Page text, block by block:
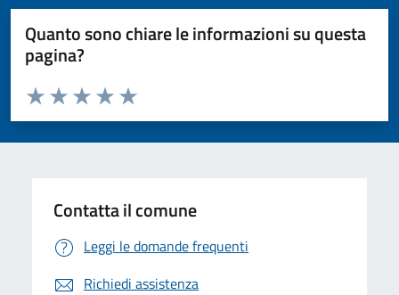
Quanto sono chiare le informazioni su questa
pagina?
Valuta da 1 a 5 stelle la pagina
Valuta 5 stelle su 5
Valuta 4 stelle su 5
Valuta 3 stelle su 5
Valuta 2 stelle su 5
Valuta 1 stelle su 5
Contatta il comune
Leggi le domande frequenti
Richiedi assistenza